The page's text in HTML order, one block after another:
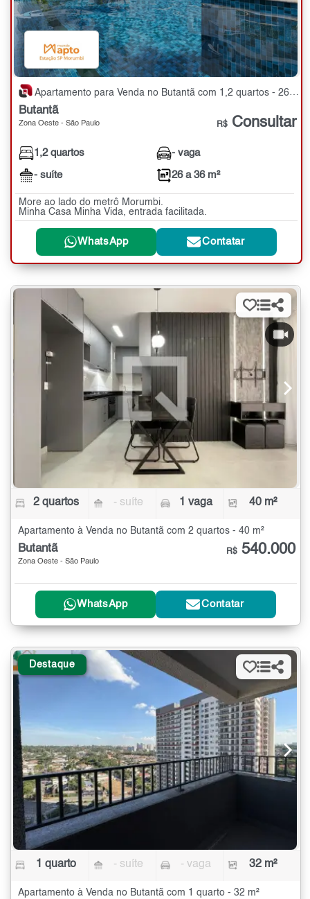
Apartamento para Venda no Butantã com 1,2 quartos - 26 a 36 m²
Butantã
Zona Oeste - São Paulo R$ Consultar
1,2 quartos
- suíte
- vaga
26 a 36 m²
More ao lado do metrô Morumbi.
Minha Casa Minha Vida, entrada facilitada.
WhatsApp Contatar
2 quartos - suíte 1 vaga 40 m²
Apartamento à Venda no Butantã com 2 quartos - 40 m²
Butantã
Zona Oeste - São Paulo
R$ 540.000
WhatsApp Contatar
Destaque
1 quarto - suíte - vaga 32 m²
Apartamento à Venda no Butantã com 1 quarto - 32 m²